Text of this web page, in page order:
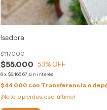
Isadora
$55.000
$117.000
53% OFF
6x $9.166,67 sin interés
$44.000 con Transferencia o
¡No te lo pierdas, es el último!